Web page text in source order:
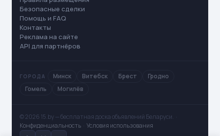
Безопасные сделки
Помощь и FAQ
Контакты
Реклама на сайте
API для партнёров
ГОРОДА Минск Витебск Брест
Гродно
Гомель
Могилёв
© 2026 15.by — бесплатная доска объявлений Беларуси. ·
Конфиденциальность · Условия использования